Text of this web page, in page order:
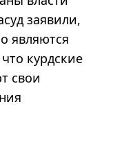
заявили,
являются
курдские
свои